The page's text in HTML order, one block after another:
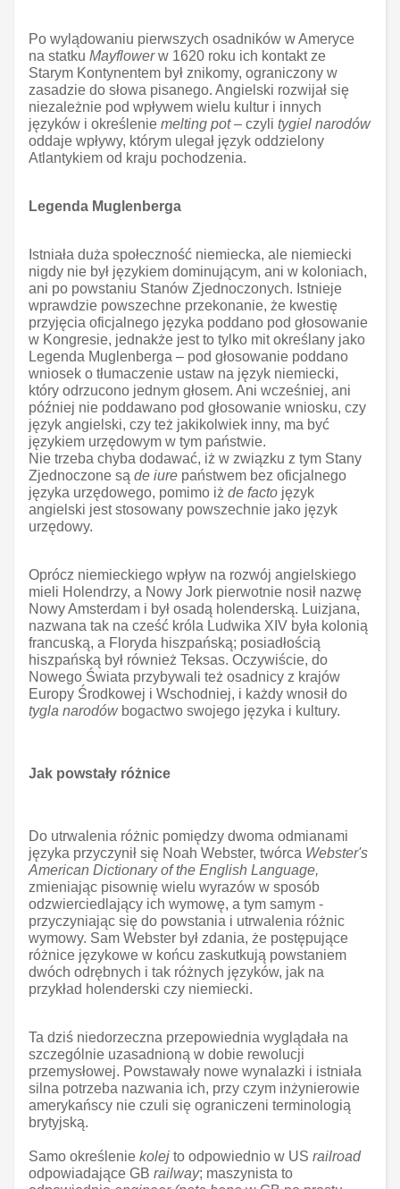
Po wylądowaniu pierwszych osadników w Ameryce
na statku Mayflowerw 1620 roku ich kontakt ze
Starym Kontynentem był znikomy, ograniczony w
zasadzie do słowa pisanego. Angielski rozwijał się
niezależnie pod wpływem wielu kultur i innych
języków i określenie melting pot– czyli tygiel narodów
oddaje wpływy, którym ulegał język oddzielony
Atlantykiem od kraju pochodzenia.
Legenda Muglenberga
Istniała duża społeczność niemiecka, ale niemiecki
nigdy nie był językiem dominującym, ani w koloniach,
ani po powstaniu Stanów Zjednoczonych. Istnieje
wprawdzie powszechne przekonanie, że kwestię
przyjęcia oficjalnego języka poddano pod głosowanie
w Kongresie, jednakże jest to tylko mit określany jako
Legenda Muglenberga – pod głosowanie poddano
wniosek o tłumaczenie ustaw na język niemiecki,
który odrzucono jednym głosem. Ani wcześniej, ani
później nie poddawano pod głosowanie wniosku, czy
język angielski, czy też jakikolwiek inny, ma być
językiem urzędowym w tym państwie.
Nie trzeba chyba dodawać, iż w związku z tym Stany
Zjednoczone są de iure państwem bez oficjalnego
języka urzędowego, pomimo iż de facto język
angielski jest stosowany powszechnie jako język
urzędowy.
Oprócz niemieckiego wpływ na rozwój angielskiego
mieli Holendrzy, a Nowy Jork pierwotnie nosił nazwę
Nowy Amsterdam i był osadą holenderską. Luizjana,
nazwana tak na cześć króla Ludwika XIV była kolonią
francuską, a Floryda hiszpańską; posiadłością
hiszpańską był również Teksas. Oczywiście, do
Nowego Świata przybywali też osadnicy z krajów
Europy Środkowej i Wschodniej, i każdy wnosił do
tygla narodówbogactwo swojego języka i kultury.
Jak powstały różnice
Do utrwalenia różnic pomiędzy dwoma odmianami
języka przyczynił się Noah Webster, twórca Webster's
American Dictionary of the English Language,
zmieniając pisownię wielu wyrazów w sposób
odzwierciedlający ich wymowę, a tym samym -
przyczyniając się do powstania i utrwalenia różnic
wymowy. Sam Webster był zdania, że postępujące
różnice językowe w końcu zaskutkują powstaniem
dwóch odrębnych i tak różnych języków, jak na
przykład holenderski czy niemiecki.
Ta dziś niedorzeczna przepowiednia wyglądała na
szczególnie uzasadnioną w dobie rewolucji
przemysłowej. Powstawały nowe wynalazki i istniała
silna potrzeba nazwania ich, przy czym inżynierowie
amerykańscy nie czuli się ograniczeni terminologią
brytyjską.
Samo określenie kolej to odpowiednio w US railroad
odpowiadające GB railway; maszynista to